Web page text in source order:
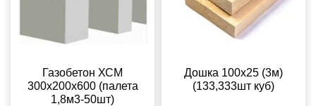
Газобетон ХСМ
300x200x600 (палета
1,8м3-50шт)
Дошка 100х25 (3м)
(133,333шт куб)